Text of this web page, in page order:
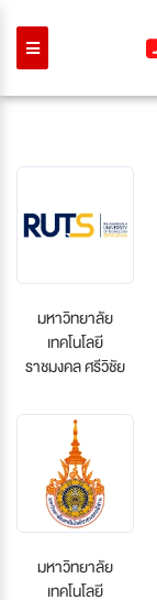
มหาวิทยาลัย
เทคโนโลยี
ราชมงคล ศรีวิชัย
มหาวิทยาลัย
เทคโนโลยี